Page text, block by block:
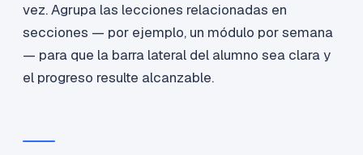
vez. Agrupa las lecciones relacionadas en
secciones — por ejemplo, un módulo por semana
— para que la barra lateral del alumno sea clara y
el progreso resulte alcanzable.